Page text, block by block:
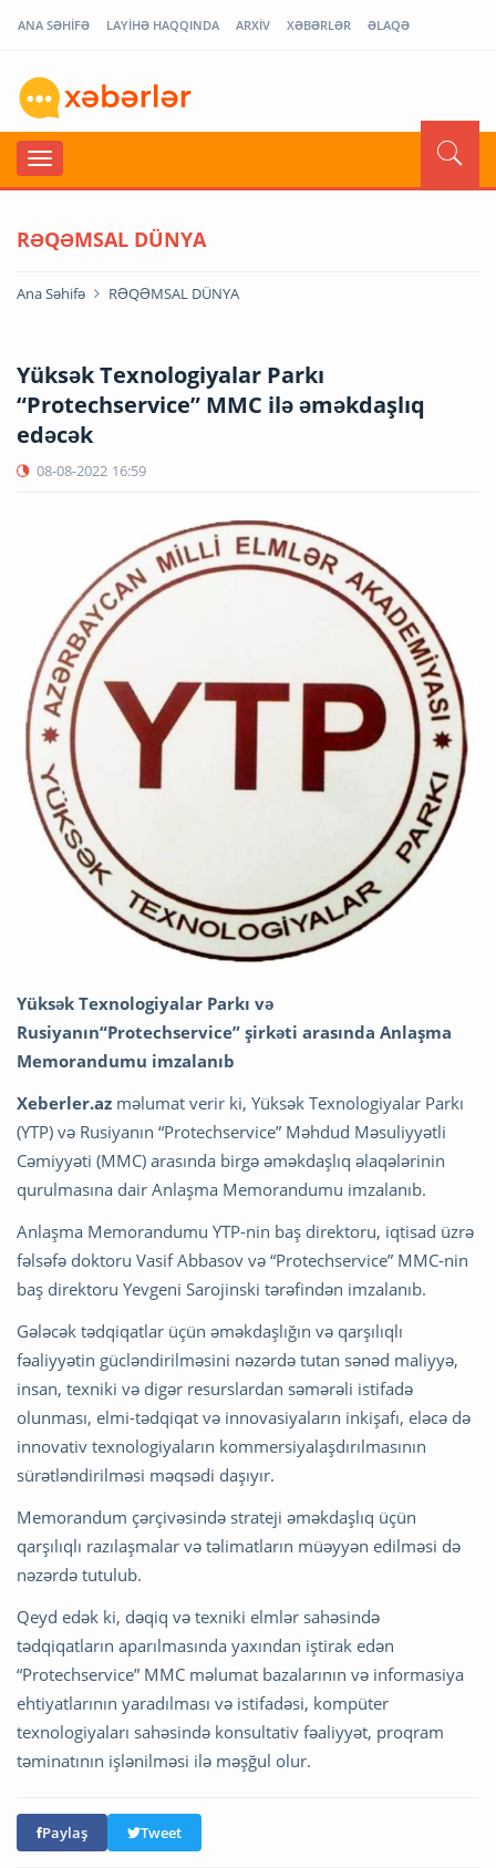
ANA SƏHİFƏ LAYİHƏ HAQQINDA ARXİV XƏBƏRLƏR ƏLAQƏ
RƏQƏMSAL DÜNYA
Ana Səhifə RƏQƏMSAL DÜNYA
Yüksək Texnologiyalar Parkı
“Protechservice” MMC ilə əməkdaşlıq
edəcək
08-08-2022 16:59
Yüksək Texnologiyalar Parkı və
Rusiyanın“Protechservice” şirkəti arasında Anlaşma
Memorandumu imzalanıb
Xeberler.az məlumat verir ki, Yüksək Texnologiyalar Parkı
(YTP) və Rusiyanın “Protechservice” Məhdud Məsuliyyətli
Cəmiyyəti (MMC) arasında birgə əməkdaşlıq əlaqələrinin
qurulmasına dair Anlaşma Memorandumu imzalanıb.
Anlaşma Memorandumu YTP-nin baş direktoru, iqtisad üzrə
fəlsəfə doktoru Vasif Abbasov və “Protechservice” MMC-nin
baş direktoru Yevgeni Sarojinski tərəfindən imzalanıb.
Gələcək tədqiqatlar üçün əməkdaşlığın və qarşılıqlı
fəaliyyətin gücləndirilməsini nəzərdə tutan sənəd maliyyə,
insan, texniki və digər resurslardan səmərəli istifadə
olunması, elmi-tədqiqat və innovasiyaların inkişafı, eləcə də
innovativ texnologiyaların kommersiyalaşdırılmasının
sürətləndirilməsi məqsədi daşıyır.
Memorandum çərçivəsində strateji əməkdaşlıq üçün
qarşılıqlı razılaşmalar və təlimatların müəyyən edilməsi də
nəzərdə tutulub.
Qeyd edək ki, dəqiq və texniki elmlər sahəsində
tədqiqatların aparılmasında yaxından iştirak edən
“Protechservice” MMC məlumat bazalarının və informasiya
ehtiyatlarının yaradılması və istifadəsi, kompüter
texnologiyaları sahəsində konsultativ fəaliyyət, proqram
təminatının işlənilməsi ilə məşğul olur.
Paylaş Tweet